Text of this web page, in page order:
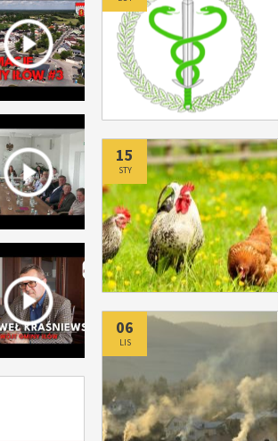
zakończenia Roku Jubileuszowego
Spotkanie w sprawie
otwarcie nowej części Żłobka Maluch+ w
Wywiad z Wójtem Janem
Dodano
15
STY
Dodano
06
LIS